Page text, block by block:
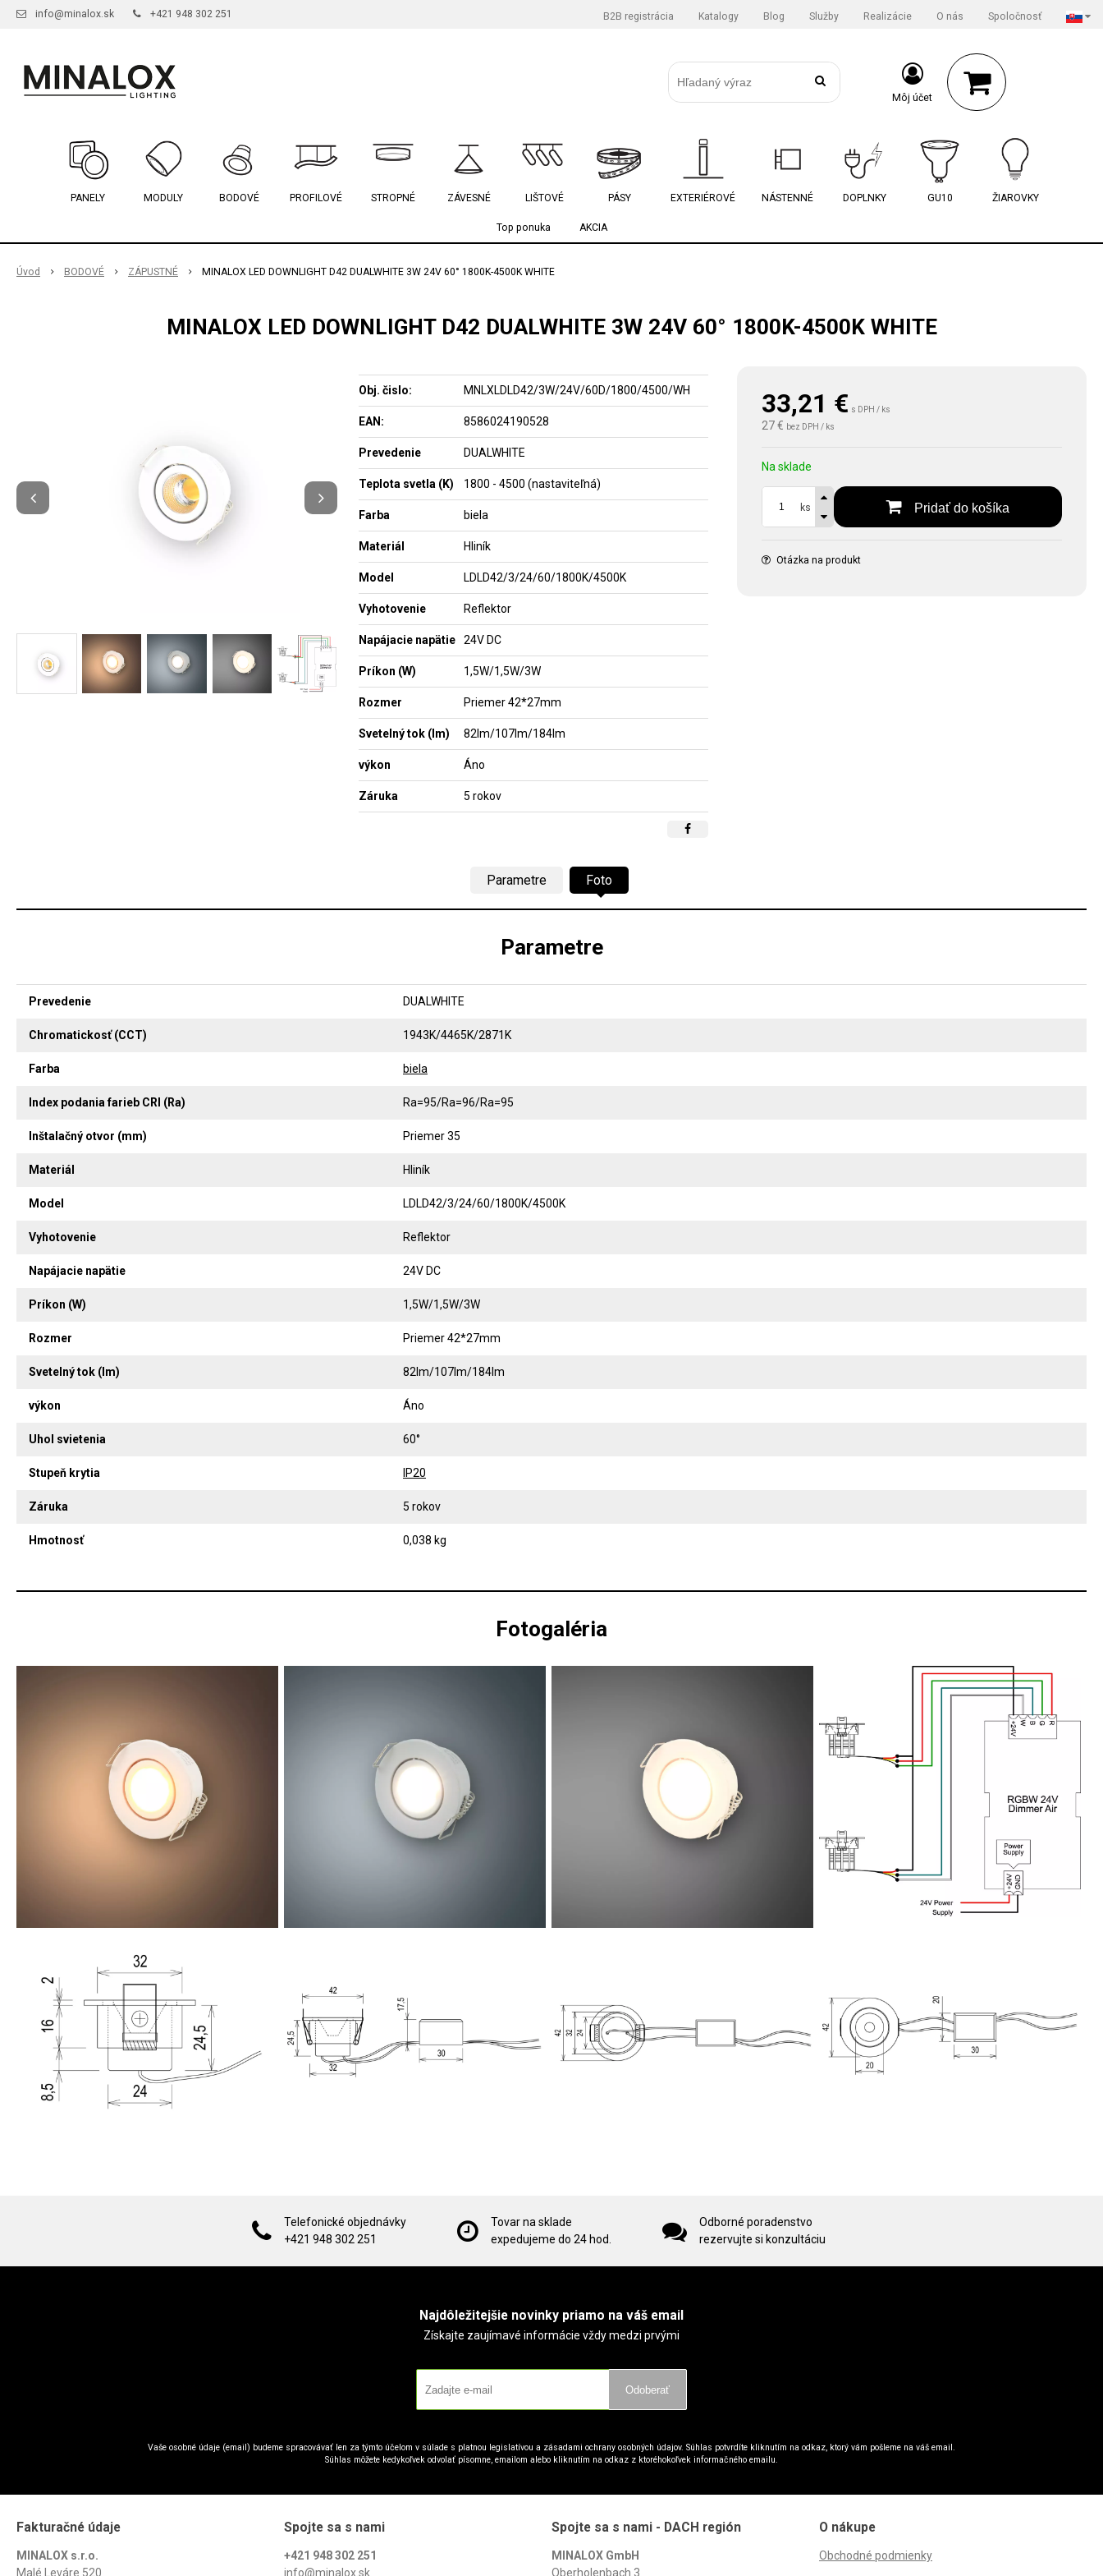
info@minalox.sk +421 948 302 251 B2B registrácia Katalogy Blog Služby Realizácie O nás Spoločnosť
Môj účet
PANELY MODULY BODOVÉ PROFILOVÉ STROPNÉ ZÁVESNÉ LIŠTOVÉ PÁSY EXTERIÉROVÉ NÁSTENNÉ DOPLNKY GU10 ŽIAROVKY
Top ponuka AKCIA
Úvod BODOVÉ ZÁPUSTNÉ MINALOX LED DOWNLIGHT D42 DUALWHITE 3W 24V 60° 1800K-4500K WHITE
MINALOX LED DOWNLIGHT D42 DUALWHITE 3W 24V 60° 1800K-4500K WHITE
33,21 € s DPH / ks
27 € bez DPH / ks
Na sklade
ks Pridať do košíka
Otázka na produkt
Obj. čislo: MNLXLDLD42/3W/24V/60D/1800/4500/WH
EAN: 8586024190528
Prevedenie DUALWHITE
Teplota svetla (K) 1800 - 4500 (nastaviteľná)
Farba biela
Materiál Hliník
Model LDLD42/3/24/60/1800K/4500K
Vyhotovenie Reflektor
Napájacie napätie 24V DC
Príkon (W) 1,5W/1,5W/3W
Rozmer Priemer 42*27mm
Svetelný tok (lm) 82lm/107lm/184lm
výkon Áno
Záruka 5 rokov
Parametre Foto
Parametre
Prevedenie DUALWHITE
Chromatickosť (CCT) 1943K/4465K/2871K
Farba biela
Index podania farieb CRI (Ra) Ra=95/Ra=96/Ra=95
Inštalačný otvor (mm) Priemer 35
Materiál Hliník
Model LDLD42/3/24/60/1800K/4500K
Vyhotovenie Reflektor
Napájacie napätie 24V DC
Príkon (W) 1,5W/1,5W/3W
Rozmer Priemer 42*27mm
Svetelný tok (lm) 82lm/107lm/184lm
výkon Áno
Uhol svietenia 60°
Stupeň krytia IP20
Záruka 5 rokov
Hmotnosť 0,038 kg
Fotogaléria
Telefonické objednávky
+421 948 302 251
Tovar na sklade
expedujeme do 24 hod.
Odborné poradenstvo
rezervujte si konzultáciu
Najdôležitejšie novinky priamo na váš email
Získajte zaujímavé informácie vždy medzi prvými
Odoberať
Vaše osobné údaje (email) budeme spracovávať len za týmto účelom v súlade s platnou legislatívou a zásadami ochrany osobných údajov. Súhlas potvrdíte kliknutím na odkaz, ktorý vám pošleme na váš email.
Súhlas môžete kedykoľvek odvolať písomne, emailom alebo kliknutím na odkaz z ktoréhokoľvek informačného emailu.
Fakturačné údaje
MINALOX s.r.o.
Malé Leváre 520
Spojte sa s nami
+421 948 302 251
info@minalox.sk
Spojte sa s nami - DACH región
MINALOX GmbH
Oberholenbach 3
O nákupe
Obchodné podmienky